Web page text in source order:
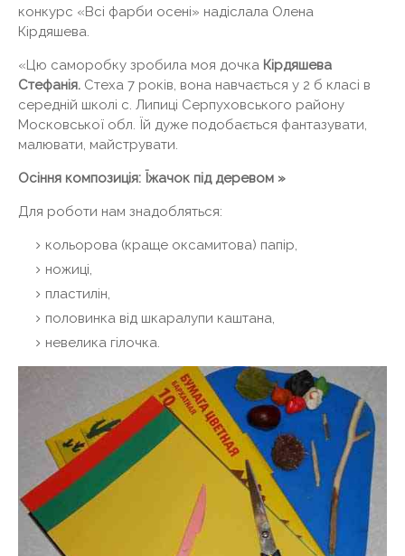
конкурс «Всі фарби осені» надіслала Олена
Кірдяшева.
«Цю саморобку зробила моя дочка Кірдяшева
Стефанія. Стеха 7 років, вона навчається у 2 б класі в
середній школі с. Липиці Серпуховського району
Московської обл. Їй дуже подобається фантазувати,
малювати, майструвати.
Осіння композиція: Їжачок під деревом »
Для роботи нам знадобляться:
кольорова (краще оксамитова) папір,
ножиці,
пластилін,
половинка від шкаралупи каштана,
невелика гілочка.